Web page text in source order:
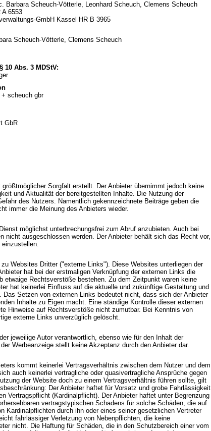
Barbara Scheuch-Vötterle, Leonhard Scheuch, Clemens Scheuch
6553
GmbH Kassel HR B 3965
Scheuch-Vötterle, Clemens Scheuch
10 Abs. 3 MDStV:
scheuch gbr
GbR
Sorgfalt erstellt. Der Anbieter übernimmt jedoch keine
und Aktualität der bereitgestellten Inhalte. Die Nutzung der
des Nutzers. Namentlich gekennzeichnete Beiträge geben die
immer die Meinung des Anbieters wieder.
möglichst unterbrechungsfrei zum Abruf anzubieten. Auch bei
nicht ausgeschlossen werden. Der Anbieter behält sich das Recht vor,
einzustellen.
Websites Dritter ("externe Links"). Diese Websites unterliegen der
hat bei der erstmaligen Verknüpfung der externen Links die
etwaige Rechtsverstöße bestehen. Zu dem Zeitpunkt waren keine
hat keinerlei Einfluss auf die aktuelle und zukünftige Gestaltung und
Setzen von externen Links bedeutet nicht, dass sich der Anbieter
Inhalte zu Eigen macht. Eine ständige Kontrolle dieser externen
Hinweise auf Rechtsverstöße nicht zumutbar. Bei Kenntnis von
externe Links unverzüglich gelöscht.
jeweilige Autor verantwortlich, ebenso wie für den Inhalt der
Werbeanzeige stellt keine Akzeptanz durch den Anbieter dar.
kommt keinerlei Vertragsverhältnis zwischen dem Nutzer und dem
auch keinerlei vertragliche oder quasivertragliche Ansprüche gegen
der Website doch zu einem Vertragsverhältnis führen sollte, gilt
Der Anbieter haftet für Vorsatz und grobe Fahrlässigkeit
Vertragspflicht (Kardinalpflicht). Der Anbieter haftet unter Begrenzung
vertragstypischen Schadens für solche Schäden, die auf
Kardinalpflichten durch ihn oder eines seiner gesetzlichen Vertreter
fahrlässiger Verletzung von Nebenpflichten, die keine
nicht. Die Haftung für Schäden, die in den Schutzbereich einer vom